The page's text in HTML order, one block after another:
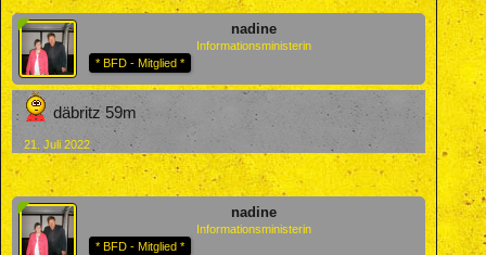
nadine
Informationsministerin
* BFD - Mitglied *
däbritz 59m
21. Juli 2022
nadine
Informationsministerin
* BFD - Mitglied *